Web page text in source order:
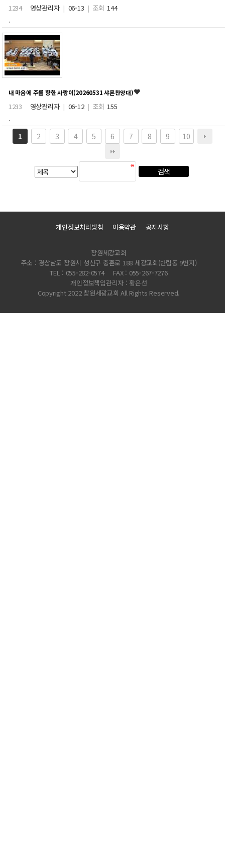
1234 영상관리자 | 06-13 | 조회 144
.
내 마음에 주를 향한 사랑이(20260531 샤론찬양대)
1233 영상관리자 | 06-12 | 조회 155
.
1
2 3 4 5 6 7 8 9 10
개인정보처리방침 이용약관 공지사항
창원세광교회
주소 : 경상남도 창원시 성산구 충혼로 188 세광교회(반림동 9번지)
TEL : 055-282-0574
FAX : 055-267-7276
개인정보책임관리자 : 황은선
Copyright 2022 창원세광교회 All Rights Reserved.